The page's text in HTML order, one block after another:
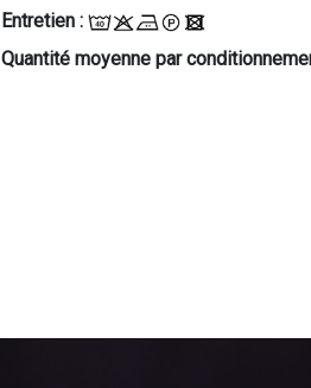
Entretien :
Quantité moyenne par